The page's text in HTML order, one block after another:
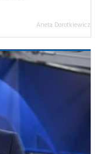
Aneta Dorotkiewicz